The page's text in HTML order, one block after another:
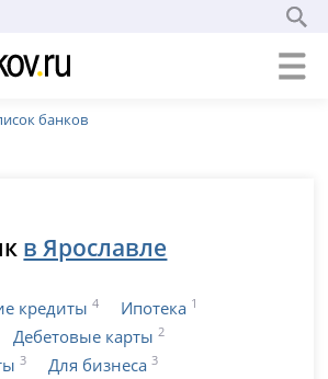
банков
в Ярославле
кредиты 4 Ипотека 1
Дебетовые карты 2
3 Для бизнеса 3